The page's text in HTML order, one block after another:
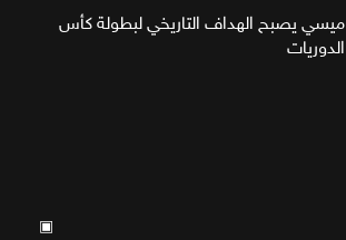
ميسي يصبح الهداف التاريخي لبطولة كأس
الدوريات
▣